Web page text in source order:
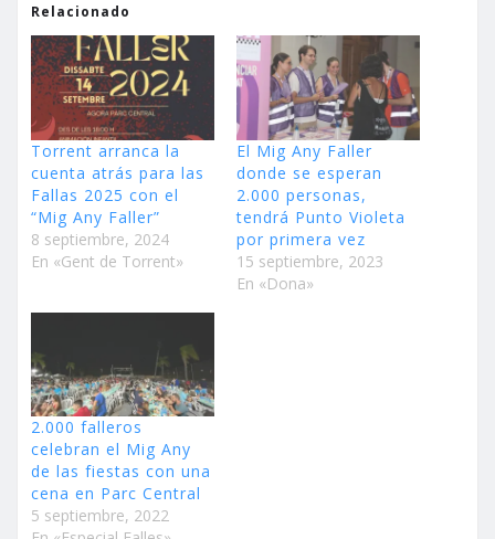
Relacionado
Torrent arranca la
cuenta atrás para las
Fallas 2025 con el
“Mig Any Faller”
8 septiembre, 2024
En «Gent de Torrent»
El Mig Any Faller
donde se esperan
2.000 personas,
tendrá Punto Violeta
por primera vez
15 septiembre, 2023
En «Dona»
2.000 falleros
celebran el Mig Any
de las fiestas con una
cena en Parc Central
5 septiembre, 2022